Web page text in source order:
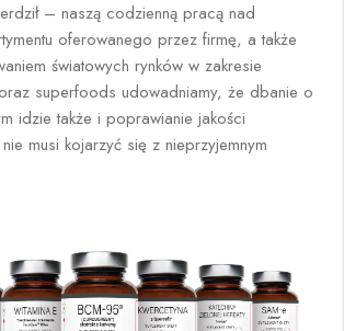
– naszą codzienną pracą nad
oferowanego przez firmę, a także
światowych rynków w zakresie
superfoods udowadniamy, że dbanie o
idzie także i poprawianie jakości
musi kojarzyć się z nieprzyjemnym